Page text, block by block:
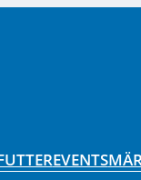
EVENTS